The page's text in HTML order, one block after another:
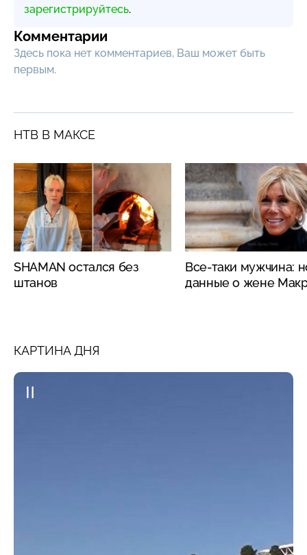
зарегистрируйтесь.
Комментарии
Здесь пока нет комментариев, Ваш может быть
первым.
НТВ В МАКСЕ
SHAMAN остался без
штанов
Все-таки мужчина:
данные о жене
КАРТИНА ДНЯ